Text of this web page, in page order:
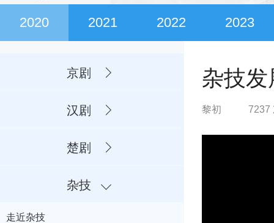
2020 2021 2022 2023
京剧
汉剧
楚剧
杂技
走近杂技
杂技
黎初 7237